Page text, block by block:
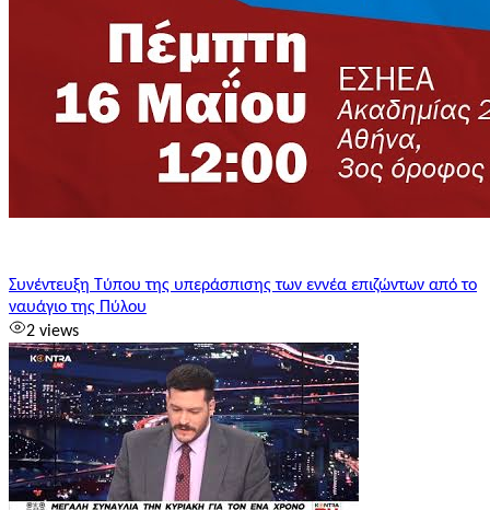
Συνέντευξη Τύπου της υπεράσπισης των εννέα επιζώντων από το
ναυάγιο της Πύλου
2 views